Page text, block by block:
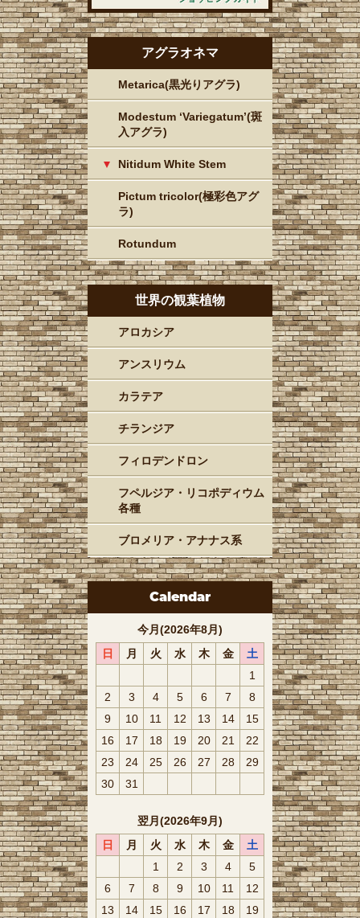
アグラオネマ
Metarica(黒光りアグラ)
Modestum ‘Variegatum’(斑
入アグラ)
Nitidum White Stem
Pictum tricolor(極彩色アグ
ラ)
Rotundum
世界の観葉植物
アロカシア
アンスリウム
カラテア
チランジア
フィロデンドロン
フペルジア・リコポディウム
各種
ブロメリア・アナナス系
Calendar
今月(2026年8月)
日
月 火 水 木 金
土
1
2
3 4 5 6 7
8
9
10 11 12 13 14
15
16
17 18 19 20 21
22
23
24 25 26 27 28
29
30
31
翌月(2026年9月)
日
月 火 水 木 金
土
1
2 3 4
5
6
7 8 9 10 11
12
13
14 15 16 17 18 19